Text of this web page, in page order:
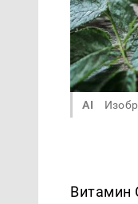
AI
Витамин